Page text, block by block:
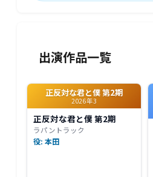
出演作品一覧
正反対な君と僕 第2期
2026年3
正反対な君と僕 第2期
ラパントラック
役: 本田